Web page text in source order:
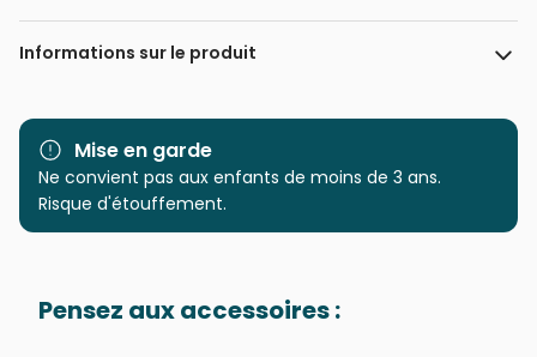
Dominic Davison / MGL
Informations sur le produit
Marque Bluebird Puzzle
Catégorie Puzzles - Villes et Villages
Age
Puzzle pour Adultes (500 à
Provenance Fabriqué en France
Mise en garde
Ne convient pas aux enfants de moins de 3 ans.
Risque d'étouffement.
Pensez aux accessoires :